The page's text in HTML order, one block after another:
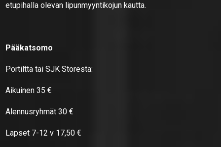
etupihalla olevan lipunmyyntikojun kautta.
Pääkatsomo
Portiltta tai SJK Storesta:
Aikuinen 35 €
Alennusryhmät 30 €
Lapset 7-12 v 17,50 €